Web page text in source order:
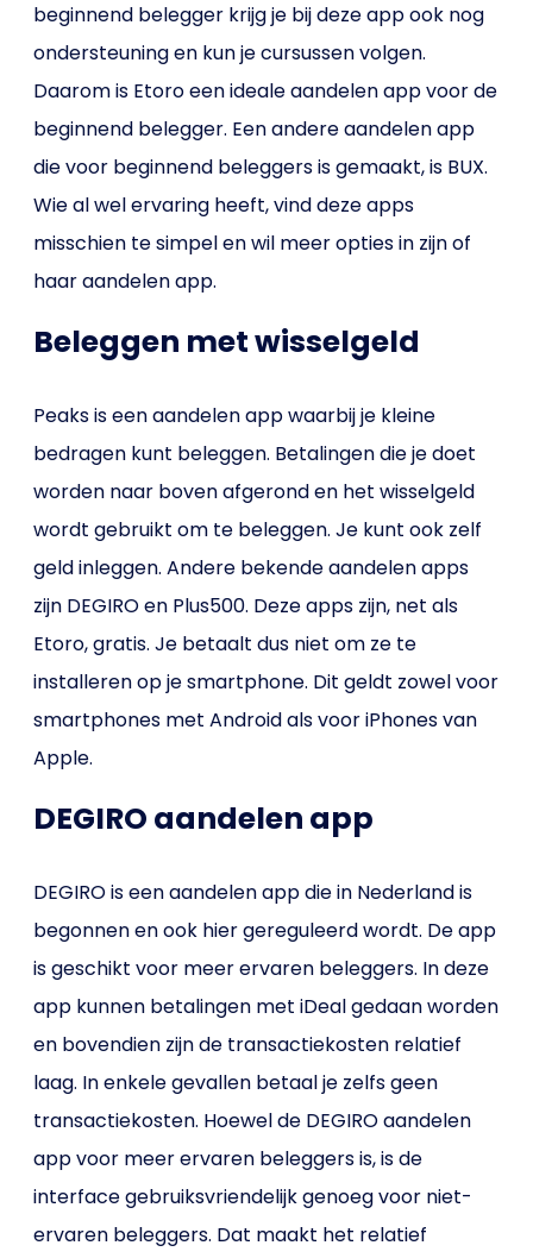
beginnend belegger krijg je bij deze app ook nog
ondersteuning en kun je cursussen volgen.
Daarom is Etoro een ideale aandelen app voor de
beginnend belegger. Een andere aandelen app
die voor beginnend beleggers is gemaakt, is BUX.
Wie al wel ervaring heeft, vind deze apps
misschien te simpel en wil meer opties in zijn of
haar aandelen app.
Beleggen met wisselgeld
Peaks is een aandelen app waarbij je kleine
bedragen kunt beleggen. Betalingen die je doet
worden naar boven afgerond en het wisselgeld
wordt gebruikt om te beleggen. Je kunt ook zelf
geld inleggen. Andere bekende aandelen apps
zijn DEGIRO en Plus500. Deze apps zijn, net als
Etoro, gratis. Je betaalt dus niet om ze te
installeren op je smartphone. Dit geldt zowel voor
smartphones met Android als voor iPhones van
Apple.
DEGIRO aandelen app
DEGIRO is een aandelen app die in Nederland is
begonnen en ook hier gereguleerd wordt. De app
is geschikt voor meer ervaren beleggers. In deze
app kunnen betalingen met iDeal gedaan worden
en bovendien zijn de transactiekosten relatief
laag. In enkele gevallen betaal je zelfs geen
transactiekosten. Hoewel de DEGIRO aandelen
app voor meer ervaren beleggers is, is de
interface gebruiksvriendelijk genoeg voor niet-
ervaren beleggers. Dat maakt het relatief